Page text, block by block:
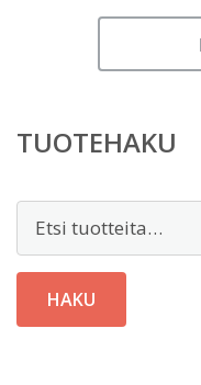
TUOTEHAKU
Etsi:
HAKU